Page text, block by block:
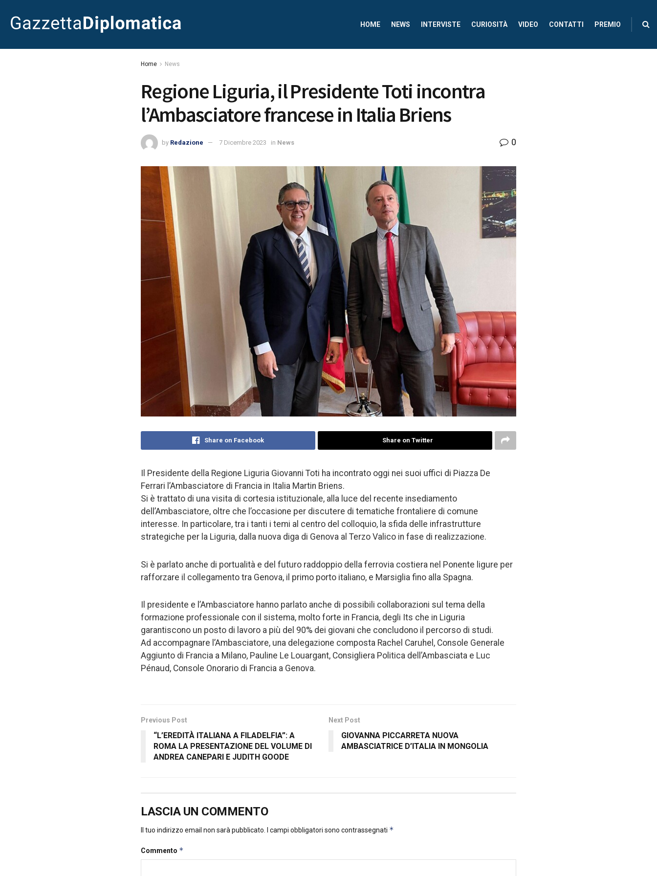
HOME NEWS INTERVISTE CURIOSITÀ VIDEO CONTATTI PREMIO
Home News
Regione Liguria, il Presidente Toti incontra
l’Ambasciatore francese in Italia Briens
by Redazione 7 Dicembre 2023 in News 0
Share on Facebook Share on Twitter
Il Presidente della Regione Liguria Giovanni Toti ha incontrato oggi nei suoi uffici di Piazza De
Ferrari l’Ambasciatore di Francia in Italia Martin Briens.
Si è trattato di una visita di cortesia istituzionale, alla luce del recente insediamento
dell’Ambasciatore, oltre che l’occasione per discutere di tematiche frontaliere di comune
interesse. In particolare, tra i tanti i temi al centro del colloquio, la sfida delle infrastrutture
strategiche per la Liguria, dalla nuova diga di Genova al Terzo Valico in fase di realizzazione.
Si è parlato anche di portualità e del futuro raddoppio della ferrovia costiera nel Ponente ligure per
rafforzare il collegamento tra Genova, il primo porto italiano, e Marsiglia fino alla Spagna.
Il presidente e l’Ambasciatore hanno parlato anche di possibili collaborazioni sul tema della
formazione professionale con il sistema, molto forte in Francia, degli Its che in Liguria
garantiscono un posto di lavoro a più del 90% dei giovani che concludono il percorso di studi.
Ad accompagnare l’Ambasciatore, una delegazione composta Rachel Caruhel, Console Generale
Aggiunto di Francia a Milano, Pauline Le Louargant, Consigliera Politica dell’Ambasciata e Luc
Pénaud, Console Onorario di Francia a Genova.
Previous Post
“L’EREDITÀ ITALIANA A FILADELFIA”: A
ROMA LA PRESENTAZIONE DEL VOLUME DI
ANDREA CANEPARI E JUDITH GOODE
Next Post
GIOVANNA PICCARRETA NUOVA
AMBASCIATRICE D’ITALIA IN MONGOLIA
LASCIA UN COMMENTO
Il tuo indirizzo email non sarà pubblicato. I campi obbligatori sono contrassegnati *
Commento *